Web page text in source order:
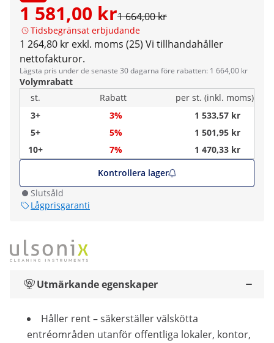
1 581,00 kr1 664,00 kr
Tidsbegränsat erbjudande
1 264,80 kr exkl. moms (25) Vi tillhandahåller
nettofakturor.
Lägsta pris under de senaste 30 dagarna före rabatten: 1 664,00 kr
Volymrabatt
st.
Rabatt
per st. (inkl. moms)
3+
3%
1 533,57 kr
5+
5%
1 501,95 kr
10+
7%
1 470,33 kr
Kontrollera lager
Slutsåld
Lågprisgaranti
Utmärkande egenskaper
Håller rent – säkerställer välskötta
entréområden utanför offentliga lokaler, kontor,